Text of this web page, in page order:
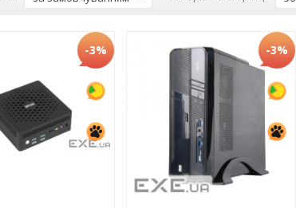
-3% -3%